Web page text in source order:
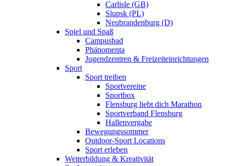
Carlisle (GB)
Slupsk (PL)
Neubrandenburg (D)
Spiel und Spaß
Campusbad
Phänomenta
Jugendzentren & Freizeiteinrichtungen
Sport
Sport treiben
Sportvereine
Sportbox
Flensburg liebt dich Marathon
Sportverband Flensburg
Hallenvergabe
Bewegungssommer
Outdoor-Sport Locations
Sport erleben
Weiterbildung & Kreativität